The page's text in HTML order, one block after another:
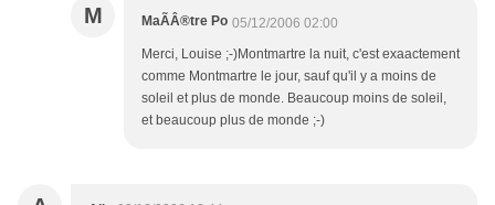
M MaÃÂ®tre Po 05/12/2006 02:00
Merci, Louise ;-)Montmartre la nuit, c'est exaactement
comme Montmartre le jour, sauf qu'il y a moins de
soleil et plus de monde. Beaucoup moins de soleil,
et beaucoup plus de monde ;-)